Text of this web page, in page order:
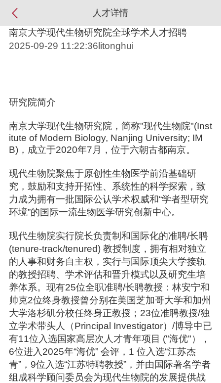
人才详情
南京大学现代生物研究院全球学术人才招聘
2025-09-29 11:22:36litonghui
研究院简介
南京大学现代生物研究院，简称"现代生物院"(Inst
itute of Modern Biology, Nanjing University; IM
B)，成立于2020年7月，位于六朝古都南京。
现代生物院聚焦于原创性生物医学前沿基础研
究，鼓励和支持开拓性、系统性的科学探索，致
力成为拥有一批国际公认学术权威和“学者型研究
环境”的国际一流生物医学研究创新中心。
现代生物院实行院长负责制和国际化的准聘/长聘
(tenure-track/tenured) 教授制度，拥有相对独立
的人事和财务自主权，实行与国际顶尖大学接轨
的教授招聘、学术评估和晋升模式以及研究生培
养体系。现有25位全职准聘/长聘教授：林安宁和
帅克2位终身教授曾分别在美国芝加哥大学和加州
大学洛杉矶分校任终身正教授；23位准聘教授/独
立学术带头人（Principal Investigator）/博导中已
有11位入选国家高层次人才青年项目 ("海优"），
6位进入2025年“海优” 会评，1 位入选“江苏杰
青”，9位入选“江苏特聘教授”，并由国际著名学者
组成科学顾问委员会为现代生物院的发展提供战